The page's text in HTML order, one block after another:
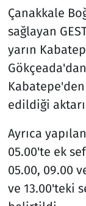
Çanakkale
sağlayan
yarın
edildiği
Ayrıca
05.00'te ek
05.00, 09.00
ve 13.00'teki
Spor
Teknoloji
Televizyon